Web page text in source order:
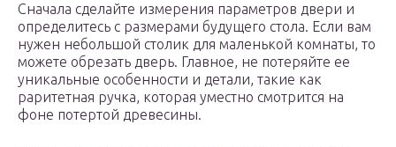
Сначала сделайте измерения параметров двери и
определитесь с размерами будущего стола. Если вам
нужен небольшой столик для маленькой комнаты, то
можете обрезать дверь. Главное, не потеряйте ее
уникальные особенности и детали, такие как
раритетная ручка, которая уместно смотрится на
фоне потертой древесины.